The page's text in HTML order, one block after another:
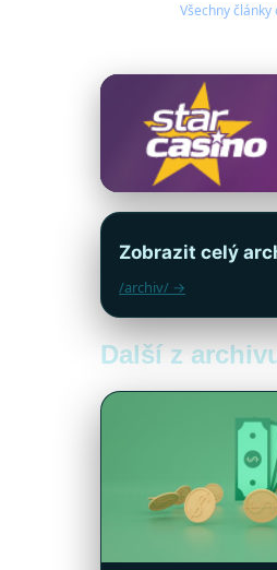
Všechny
Zobrazit celý
/archiv/ →
Další z